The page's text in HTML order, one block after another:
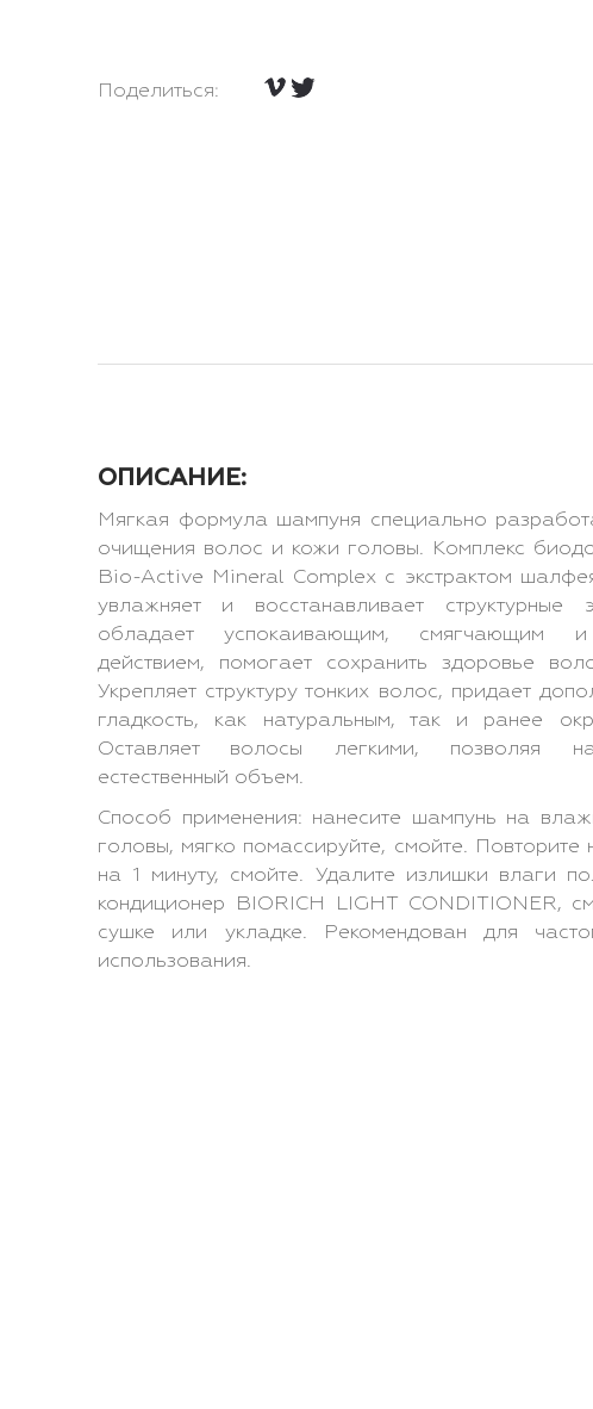
Поделиться:
ОПИСАНИЕ:
Мягкая формула шампуня специально
очищения волос и кожи головы. Комплекс
Bio-Active Mineral Complex c экстрактом
увлажняет и восстанавливает структурные
обладает успокаивающим, смягчающим и
действием, помогает сохранить здоровье
Укрепляет структуру тонких волос, придает
гладкость, как натуральным, так и ранее
Оставляет волосы легкими, позволяя
естественный объем.
Способ применения: нанесите шампунь на
головы, мягко помассируйте, смойте. Повторите
на 1 минуту, смойте. Удалите излишки влаги
кондиционер BIORICH LIGHT CONDITIONER,
сушке или укладке. Рекомендован для
использования.